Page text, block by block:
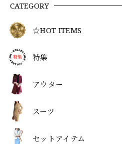
CATEGORY
☆HOT ITEMS
特集
アウター
スーツ
セットアイテム